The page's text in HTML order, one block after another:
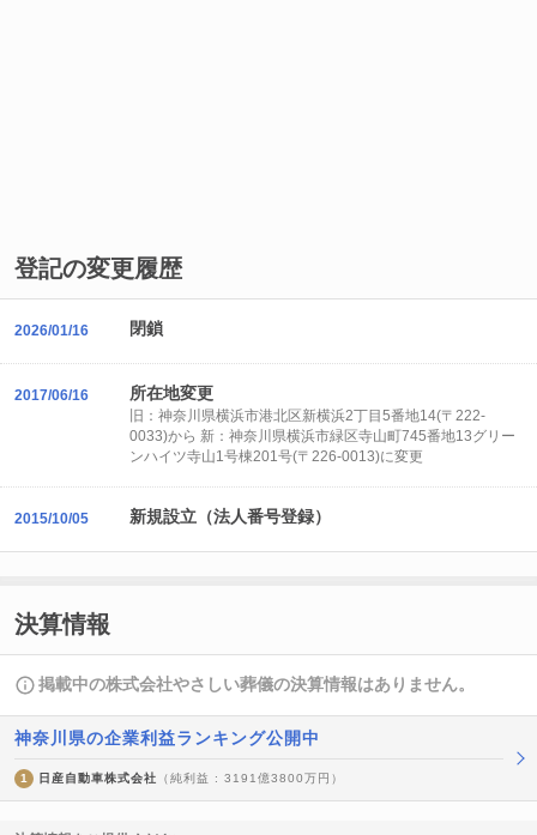
登記の変更履歴
2026/01/16 閉鎖
2017/06/16 所在地変更
旧：神奈川県横浜市港北区新横浜2丁目5番地14(〒222-
0033)から 新：神奈川県横浜市緑区寺山町745番地13グリー
ンハイツ寺山1号棟201号(〒226-0013)に変更
2015/10/05 新規設立（法人番号登録）
決算情報
掲載中の株式会社やさしい葬儀の決算情報はありません。
神奈川県の企業利益ランキング公開中
1 日産自動車株式会社 （純利益 : 3191億3800万円）